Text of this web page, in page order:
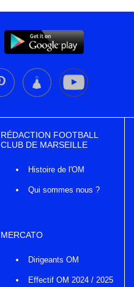
RÉDACTION FOOTBALL
CLUB DE MARSEILLE
Histoire de l'OM
Qui sommes nous ?
MERCATO
Dirigeants OM
Effectif OM 2024 / 2025